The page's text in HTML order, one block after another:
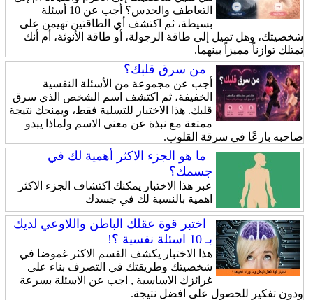
التعاطف والحدس؟ أجب عن 10 أسئلة
بسيطة، ثم اكتشف أي الطاقتين تهيمن على
شخصيتك، وهل تميل إلى طاقة الرجولة، أو طاقة الأنوثة، أم أنك
تمتلك توازناً مميزاً بينهما.
من سرق قلبك؟
أجب عن مجموعة من الأسئلة النفسية
الخفيفة، ثم اكتشف اسم الشخص الذي سرق
قلبك. هذا الاختبار للتسلية فقط، ويمنحك نتيجة
ممتعة مع نبذة عن معنى الاسم ولماذا يبدو
صاحبه بارعًا في سرقة القلوب.
ما هو الجزء الاكثر أهمية لك في
جسمك؟
عبر هذا الاختبار يمكنك اكتشاف الجزء الاكثر
اهمية بالنسبة لك في جسدك
اختبر قوة عقلك الباطن واللاوعي لديك
بـ 10 اسئلة نفسية ؟!
هذا الاختبار يكشف القسم الاكثر غموضا في
شخصيتك وطريقتك في التصرف بناء على
غرائزك الاساسية , اجب عن الاسئلة بسرعة
ودون تفكير للحصول على افضل نتيجة.